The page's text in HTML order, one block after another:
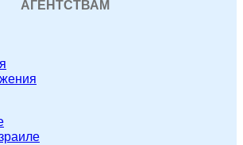
АГЕНТСТВАМ